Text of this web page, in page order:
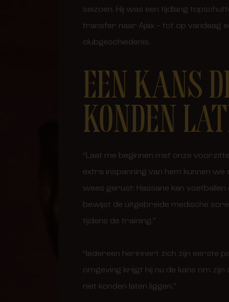
seizoen. Hij was een tijdlang
transfer naar Ajax – tot op vandaag
clubgeschiedenis.
EEN KANS
KONDEN
“Laat me beginnen met onze
extra inspanning van hem kunnen
wees gerust: Hassane kan
bewijst de uitgebreide medische
tijdens de training.”
“Iedereen herinnert zich zijn eerste
omgeving krijgt hij nu de kans om
niet konden laten liggen.”